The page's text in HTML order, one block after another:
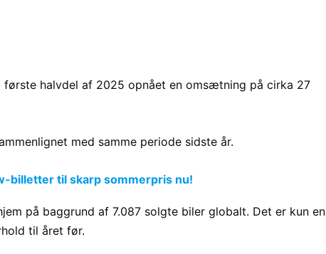
første halvdel af 2025 opnået en omsætning på cirka 27
med samme periode sidste år.
billetter til skarp sommerpris nu!
på baggrund af 7.087 solgte biler globalt. Det er kun en
til året før.